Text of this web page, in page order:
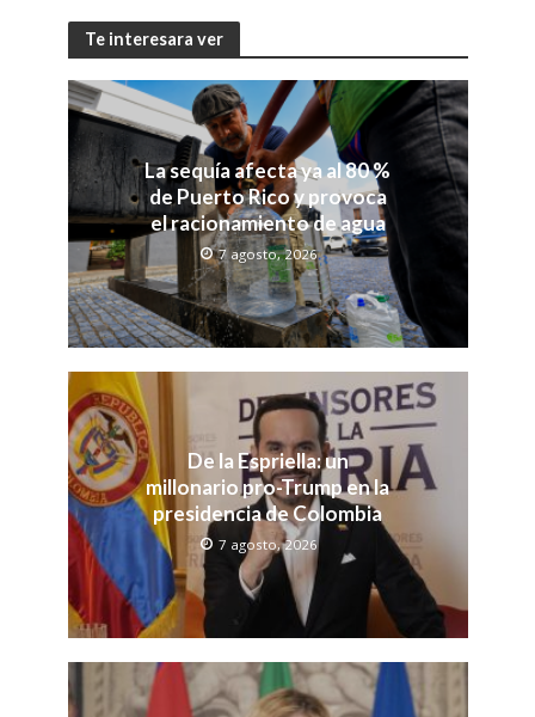
Te interesara ver
La sequía afecta ya al 80 %
de Puerto Rico y provoca
el racionamiento de agua
7 agosto, 2026
De la Espriella: un
millonario pro-Trump en la
presidencia de Colombia
7 agosto, 2026